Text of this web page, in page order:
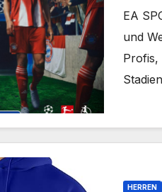
EA
und
Profis,
HERREN